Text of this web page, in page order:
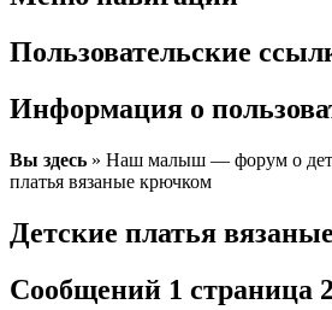
Пользовательские
Информация о
Вы здесь » Наш малыш — форум о
платья вязаные крючком
Детские платья
Сообщений 1 страница